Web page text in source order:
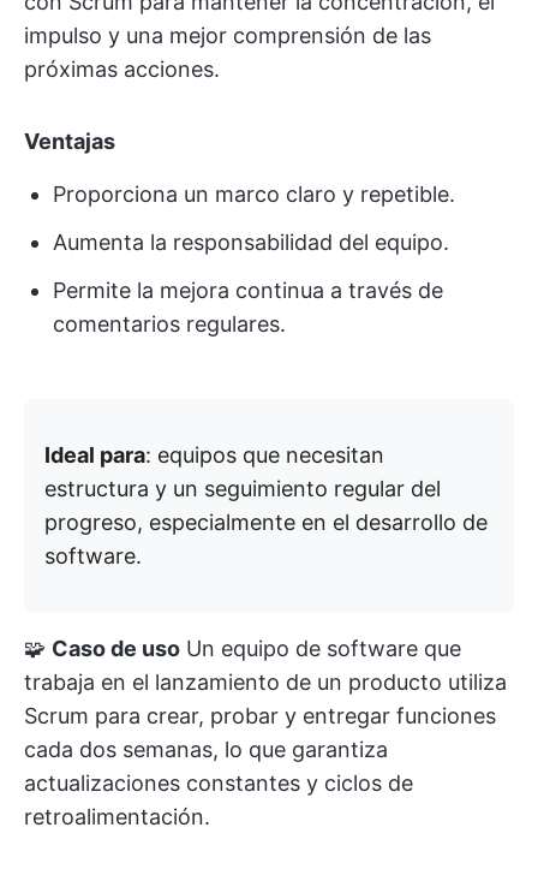
impulso y una mejor comprensión de las
próximas acciones.
Ventajas
Proporciona un marco claro y repetible.
Aumenta la responsabilidad del equipo.
Permite la mejora continua a través de
comentarios regulares.
Ideal para: equipos que necesitan
estructura y un seguimiento regular del
progreso, especialmente en el desarrollo de
software.
🧩 Caso de uso Un equipo de software que
trabaja en el lanzamiento de un producto utiliza
Scrum para crear, probar y entregar funciones
cada dos semanas, lo que garantiza
actualizaciones constantes y ciclos de
retroalimentación.